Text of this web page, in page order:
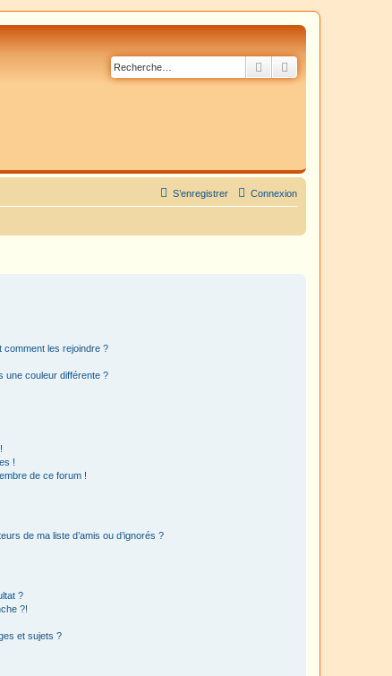
Rechercher
Connexion
S’enregistrer
comment les rejoindre ?
une couleur différente ?
!
de ce forum !
de ma liste d’amis ou d’ignorés ?
?
?!
et sujets ?